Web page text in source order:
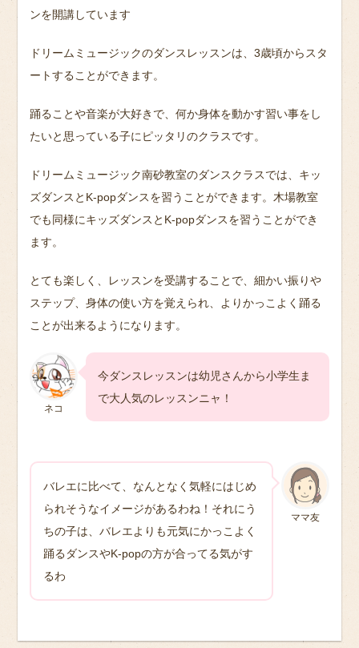
ンを開講しています
ドリームミュージックのダンスレッスンは、3歳頃からスタ
ートすることができます。
踊ることや音楽が大好きで、何か身体を動かす習い事をし
たいと思っている子にピッタリのクラスです。
ドリームミュージック南砂教室のダンスクラスでは、キッ
ズダンスとK-popダンスを習うことができます。木場教室
でも同様にキッズダンスとK-popダンスを習うことができ
ます。
とても楽しく、レッスンを受講することで、細かい振りや
ステップ、身体の使い方を覚えられ、よりかっこよく踊る
ことが出来るようになります。
ネコ
今ダンスレッスンは幼児さんから小学生ま
で大人気のレッスンニャ！
ママ友
バレエに比べて、なんとなく気軽にはじめ
られそうなイメージがあるわね！それにう
ちの子は、バレエよりも元気にかっこよく
踊るダンスやK-popの方が合ってる気がす
るわ